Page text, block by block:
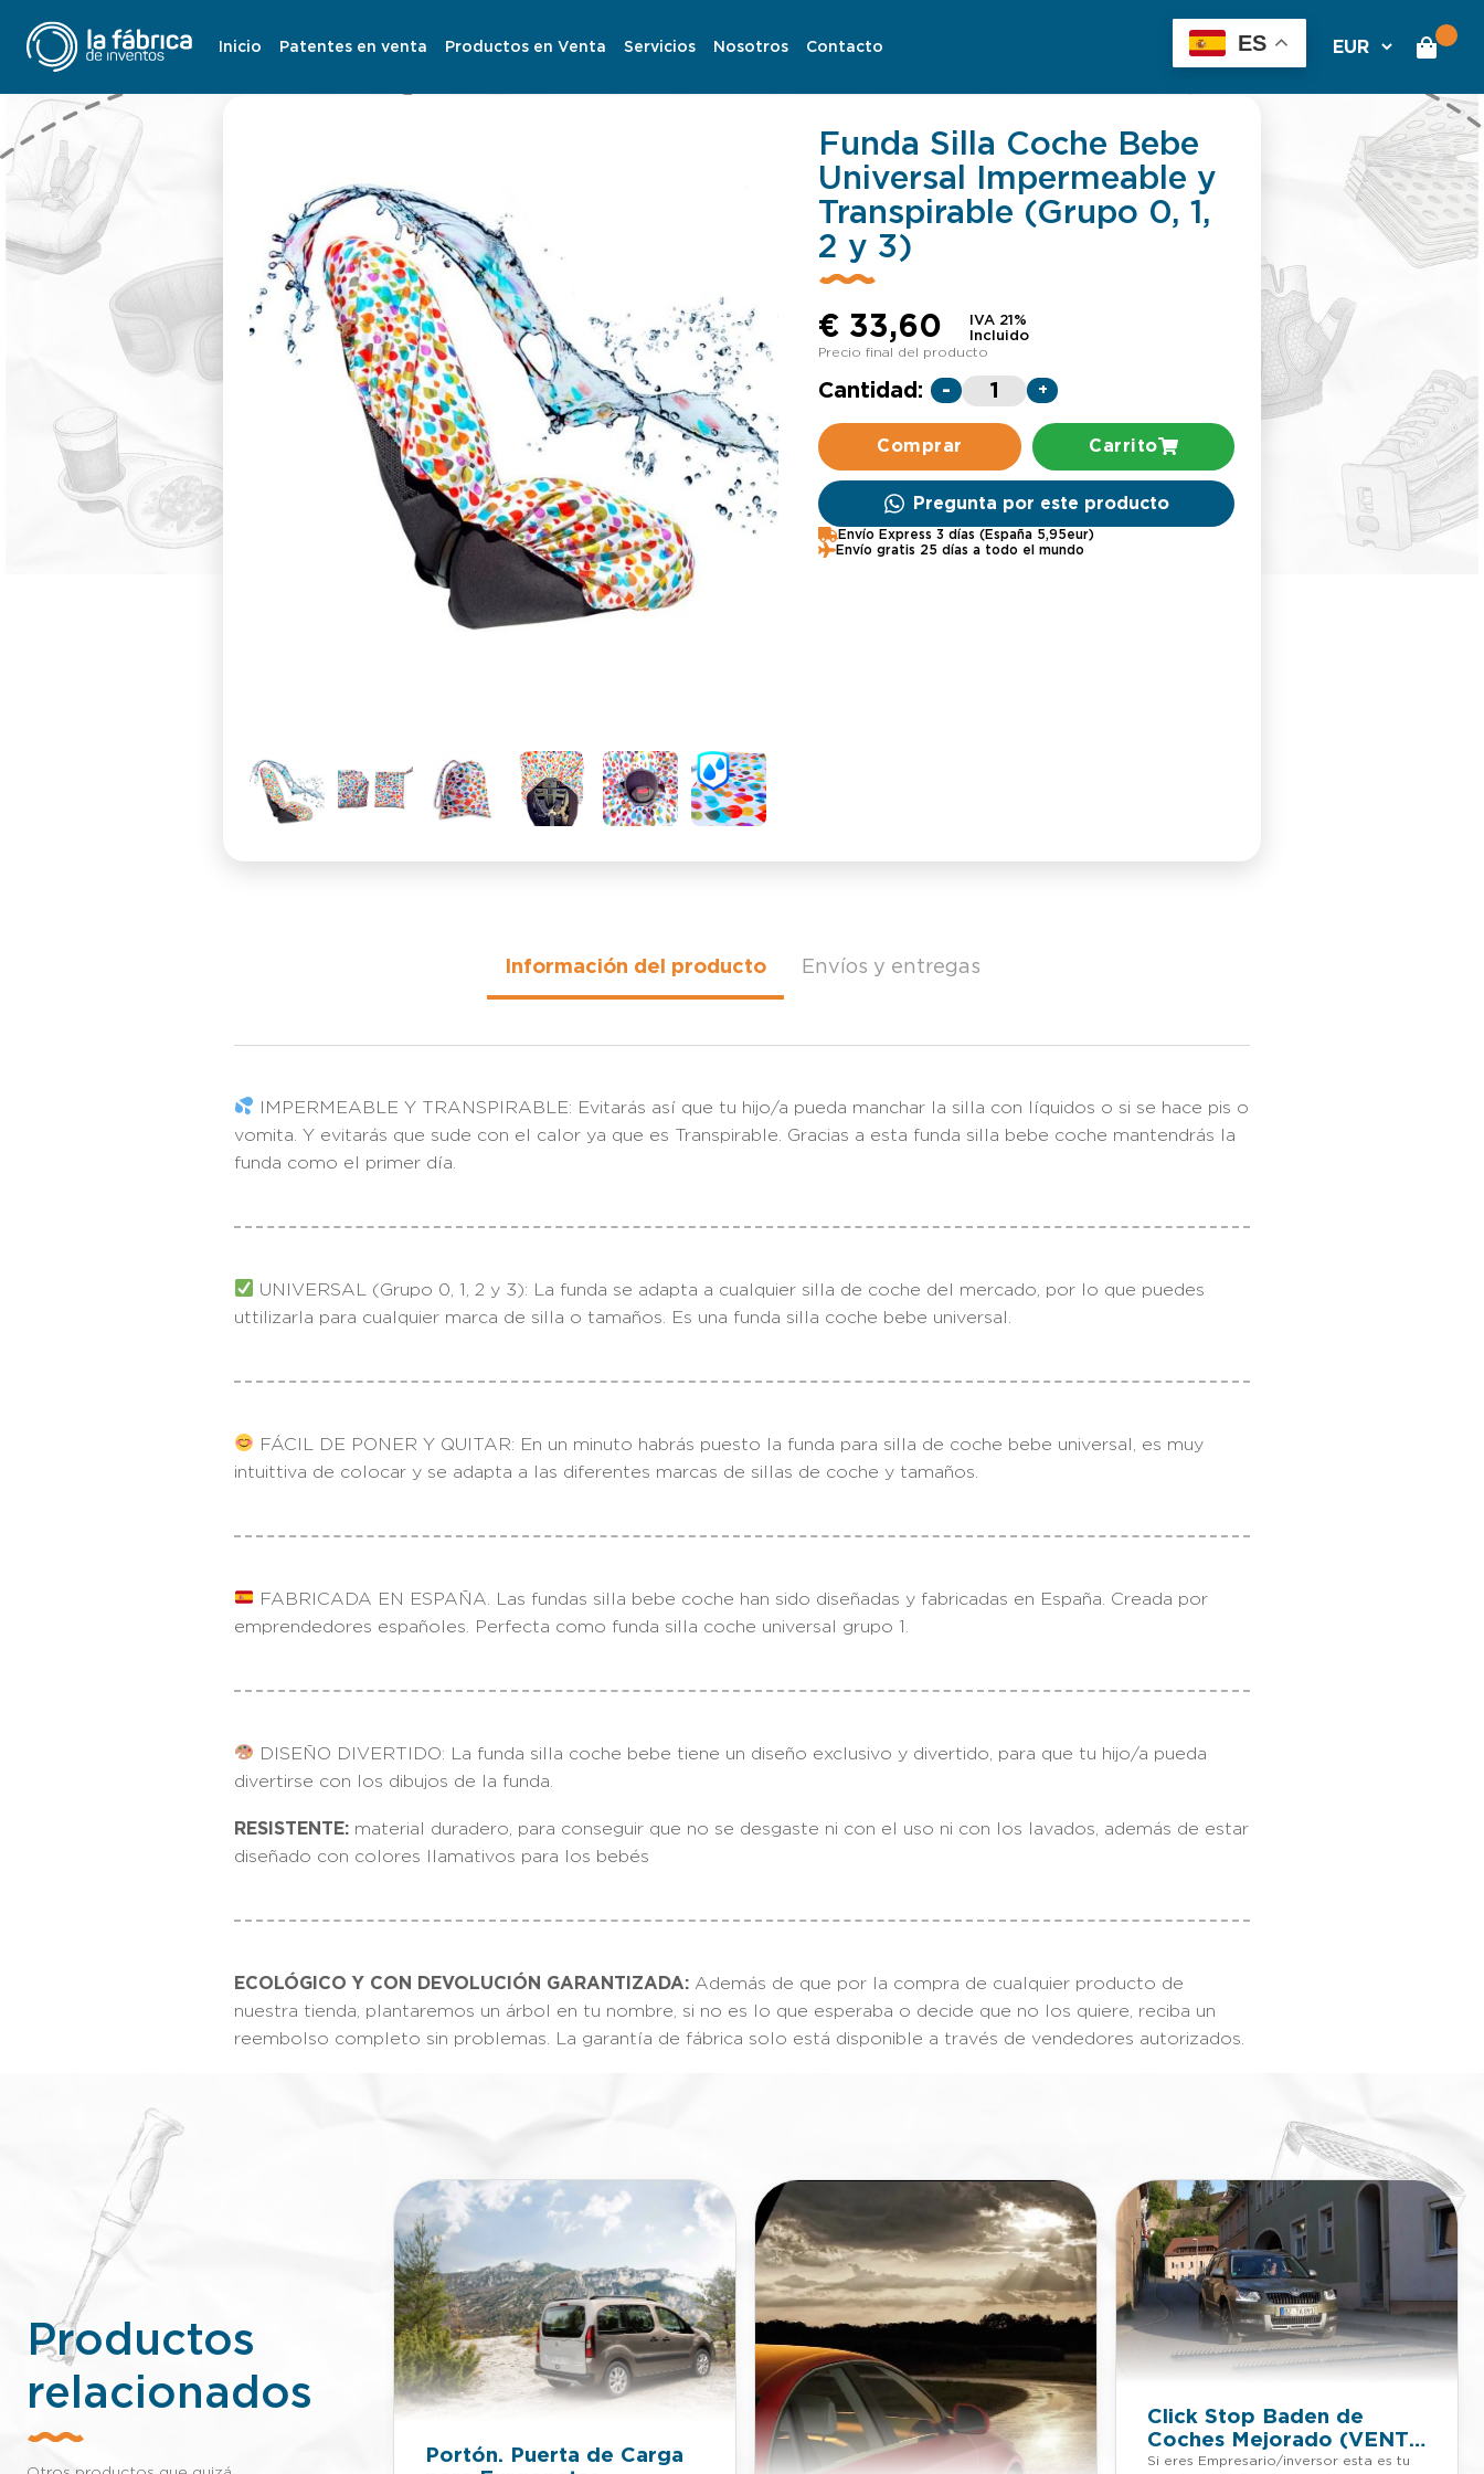
Inicio Patentes en venta Productos en Venta Servicios Nosotros Contacto ES
Funda Silla Coche Bebe
Universal Impermeable y
Transpirable (Grupo 0, 1,
2 y 3)
€ 33,60
IVA 21%
Incluido
Precio final del producto
Cantidad: - +
Comprar Carrito
Pregunta por este producto
Envío Express 3 días (España 5,95eur)
Envío gratis 25 días a todo el mundo
Información del producto Envíos y entregas
IMPERMEABLE Y TRANSPIRABLE: Evitarás así que tu hijo/a pueda manchar la silla con líquidos o si se hace pis o
vomita. Y evitarás que sude con el calor ya que es Transpirable. Gracias a esta funda silla bebe coche mantendrás la
funda como el primer día.
UNIVERSAL (Grupo 0, 1, 2 y 3): La funda se adapta a cualquier silla de coche del mercado, por lo que puedes
uttilizarla para cualquier marca de silla o tamaños. Es una funda silla coche bebe universal.
FÁCIL DE PONER Y QUITAR: En un minuto habrás puesto la funda para silla de coche bebe universal, es muy
intuittiva de colocar y se adapta a las diferentes marcas de sillas de coche y tamaños.
FABRICADA EN ESPAÑA. Las fundas silla bebe coche han sido diseñadas y fabricadas en España. Creada por
emprendedores españoles. Perfecta como funda silla coche universal grupo 1.
DISEÑO DIVERTIDO: La funda silla coche bebe tiene un diseño exclusivo y divertido, para que tu hijo/a pueda
divertirse con los dibujos de la funda.
RESISTENTE: material duradero, para conseguir que no se desgaste ni con el uso ni con los lavados, además de estar
diseñado con colores llamativos para los bebés
ECOLÓGICO Y CON DEVOLUCIÓN GARANTIZADA: Además de que por la compra de cualquier producto de
nuestra tienda, plantaremos un árbol en tu nombre, si no es lo que esperaba o decide que no los quiere, reciba un
reembolso completo sin problemas. La garantía de fábrica solo está disponible a través de vendedores autorizados.
Productos
relacionados
Portón. Puerta de Carga
Click Stop Baden de
Coches Mejorado (VENTA
PATENTE)
Si eres Empresario/inversor esta es tu